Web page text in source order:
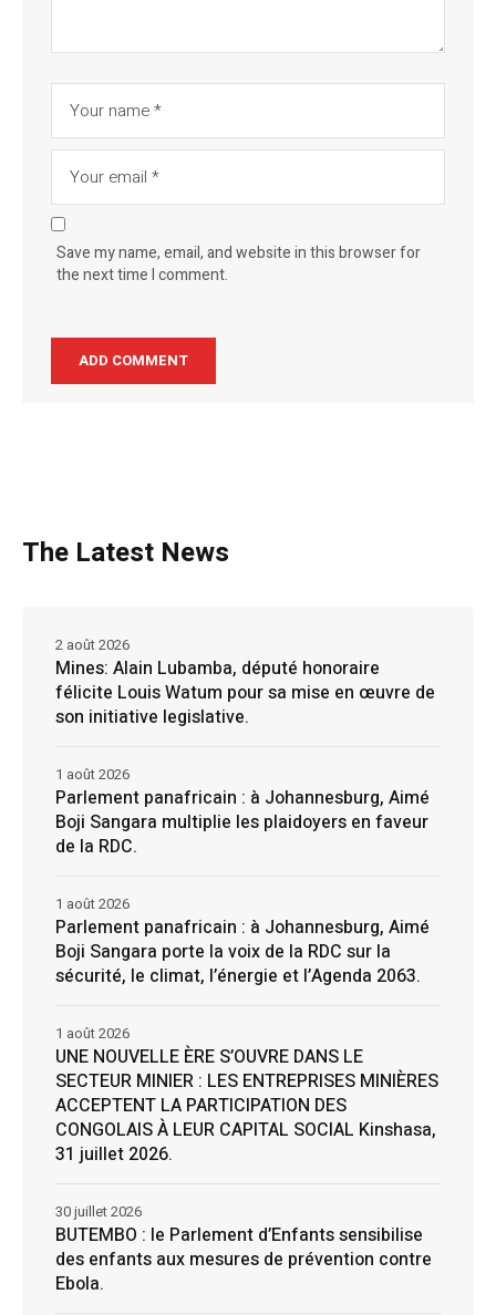
Save my name, email, and website in this browser for
the next time I comment.
The Latest News
Mines: Alain Lubamba, député honoraire
félicite Louis Watum pour sa mise en œuvre de
son initiative legislative.
2 août 2026
Parlement panafricain : à Johannesburg, Aimé
Boji Sangara multiplie les plaidoyers en faveur
de la RDC.
1 août 2026
Parlement panafricain : à Johannesburg, Aimé
Boji Sangara porte la voix de la RDC sur la
sécurité, le climat, l’énergie et l’Agenda 2063.
1 août 2026
UNE NOUVELLE ÈRE S’OUVRE DANS LE
SECTEUR MINIER : LES ENTREPRISES MINIÈRES
ACCEPTENT LA PARTICIPATION DES
CONGOLAIS À LEUR CAPITAL SOCIAL Kinshasa,
31 juillet 2026.
1 août 2026
BUTEMBO : le Parlement d’Enfants sensibilise
des enfants aux mesures de prévention contre
Ebola.
30 juillet 2026